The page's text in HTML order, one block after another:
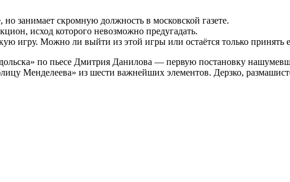
занимает скромную должность в московской газете.
исход которого невозможно предугадать.
игру. Можно ли выйти из этой игры или остаётся только принять
по пьесе Дмитрия Данилова — первую постановку
Менделеева» из шести важнейших элементов. Дерзко,